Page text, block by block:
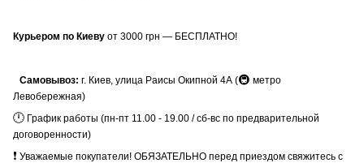
Курьером по Киеву от 3000 грн — БЕСПЛАТНО!
Самовывоз: г. Киев, улица Раисы Окипной 4А (🚇 метро
Левобережная)
🕛 График работы (пн-пт 11.00 - 19.00 / сб-вс по предварительной
договоренности)
❗ Уважаемые покупатели! ОБЯЗАТЕЛЬНО перед приездом свяжитесь с